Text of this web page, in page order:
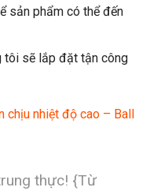
sản phẩm có thể đến
tôi sẽ lắp đặt tận công
chịu nhiệt độ cao – Ball
thực! {Từ